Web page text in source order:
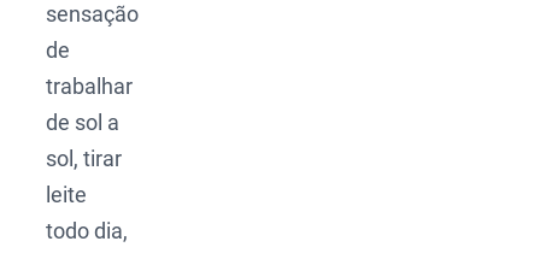
sensação
de
trabalhar
de sol a
sol, tirar
leite
todo dia,